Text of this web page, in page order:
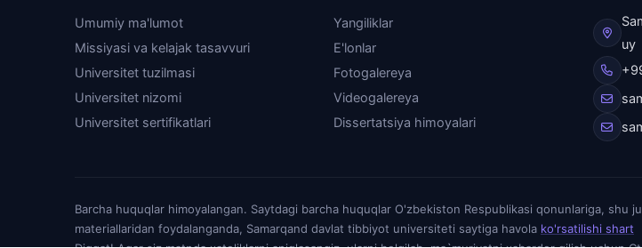
Umumiy ma'lumot
Missiyasi va kelajak tasavvuri
Universitet tuzilmasi
Universitet nizomi
Universitet sertifikatlari
Yangiliklar
E'lonlar
Fotogalereya
Videogalereya
Dissertatsiya himoyalari
uy
Barcha huquqlar himoyalangan. Saytdagi barcha huquqlar O'zbekiston Respublikasi qonunlariga,
materiallaridan foydalanganda, Samarqand davlat tibbiyot universiteti saytiga havola ko'rsatilishi shart